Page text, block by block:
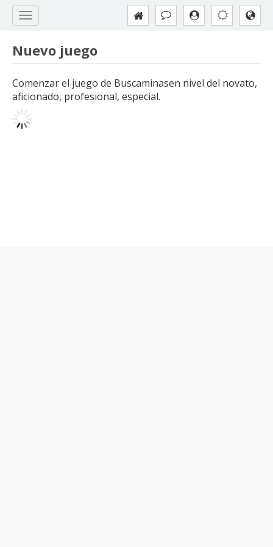
Nuevo juego
Comenzar el juego de Buscaminasen nivel del novato,
aficionado, profesional, especial.